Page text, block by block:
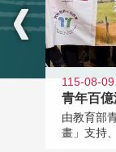
115-08-09
青年百
由教育部
畫」支持